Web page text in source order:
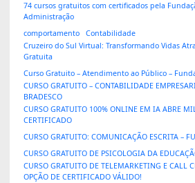
74 cursos gratuitos com certificados pela
Administração
comportamento
Contabilidade
Cruzeiro do Sul Virtual: Transformando Vidas
Gratuita
Curso Gratuito – Atendimento ao Público –
CURSO GRATUITO – CONTABILIDADE
BRADESCO
CURSO GRATUITO 100% ONLINE EM IA ABRE
CERTIFICADO
CURSO GRATUITO: COMUNICAÇÃO ESCRITA –
CURSO GRATUITO DE PSICOLOGIA DA
CURSO GRATUITO DE TELEMARKETING E CALL
OPÇÃO DE CERTIFICADO VÁLIDO!